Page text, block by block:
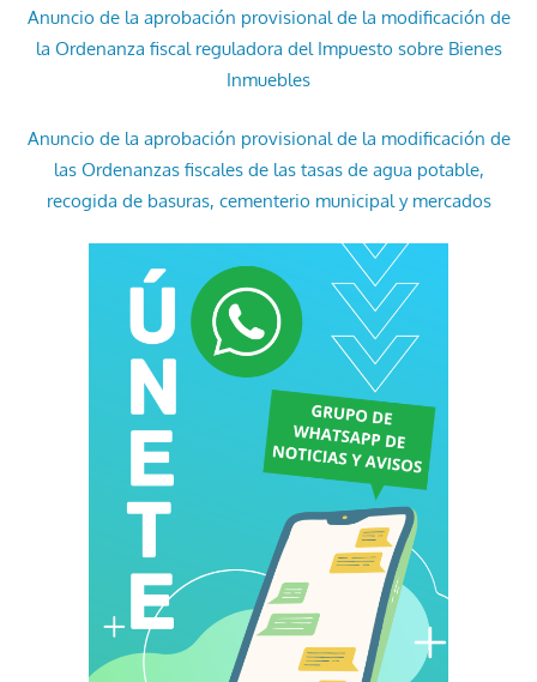
Anuncio de la aprobación provisional de la modificación de
la Ordenanza fiscal reguladora del Impuesto sobre Bienes
Inmuebles
Anuncio de la aprobación provisional de la modificación de
las Ordenanzas fiscales de las tasas de agua potable,
recogida de basuras, cementerio municipal y mercados